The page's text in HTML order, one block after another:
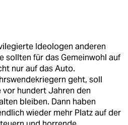
Ideologen anderen
sollten für das Gemeinwohl auf
nur auf das Auto.
geht, soll
hundert Jahren den
bleiben. Dann haben
wieder mehr Platz auf der